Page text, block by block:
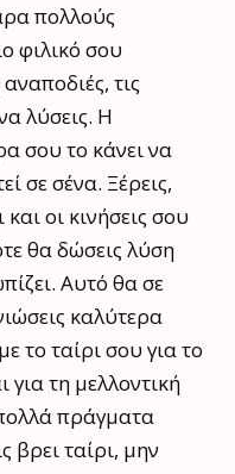
πολλούς
φιλικό σου
τις
λύσεις. Η
σου το κάνει να
σε σένα. Ξέρεις,
οι κινήσεις σου
θα δώσεις λύση
Αυτό θα σε
καλύτερα
το ταίρι σου για το
για τη μελλοντική
πράγματα
βρει ταίρι, μην